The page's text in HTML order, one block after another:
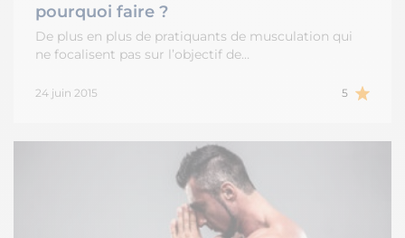
pourquoi faire ?
De plus en plus de pratiquants de musculation qui
ne focalisent pas sur l’objectif de…
24 juin 2015 5